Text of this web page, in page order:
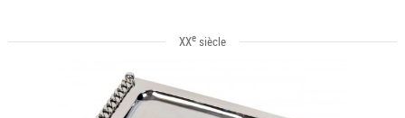
XXesiècle